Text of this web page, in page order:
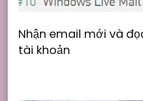
Nhận email mới và
tài khoản